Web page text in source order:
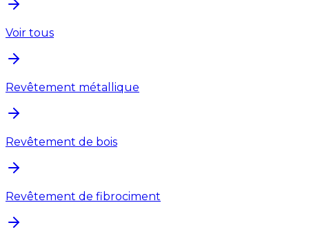
Voir tous
Revêtement métallique
Revêtement de bois
Revêtement de fibrociment